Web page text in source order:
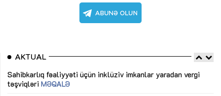
AKTUAL
Sahibkarlıq fəaliyyəti üçün inklüziv imkanlar yaradan vergi
təşviqləri MƏQALƏ